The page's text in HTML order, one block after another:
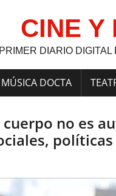
CINE Y
DIARIO
MÚSICA DOCTA
no es